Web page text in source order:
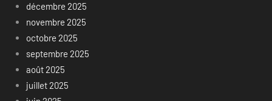
décembre 2025
novembre 2025
octobre 2025
septembre 2025
août 2025
juillet 2025